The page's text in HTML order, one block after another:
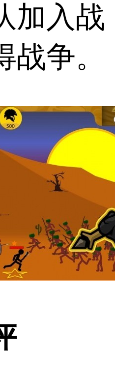
加入战
争。